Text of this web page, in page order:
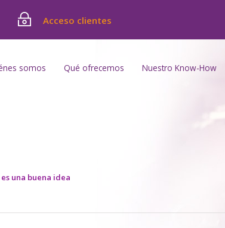
Acceso clientes
somos Qué ofrecemos Nuestro Know-How
una buena idea